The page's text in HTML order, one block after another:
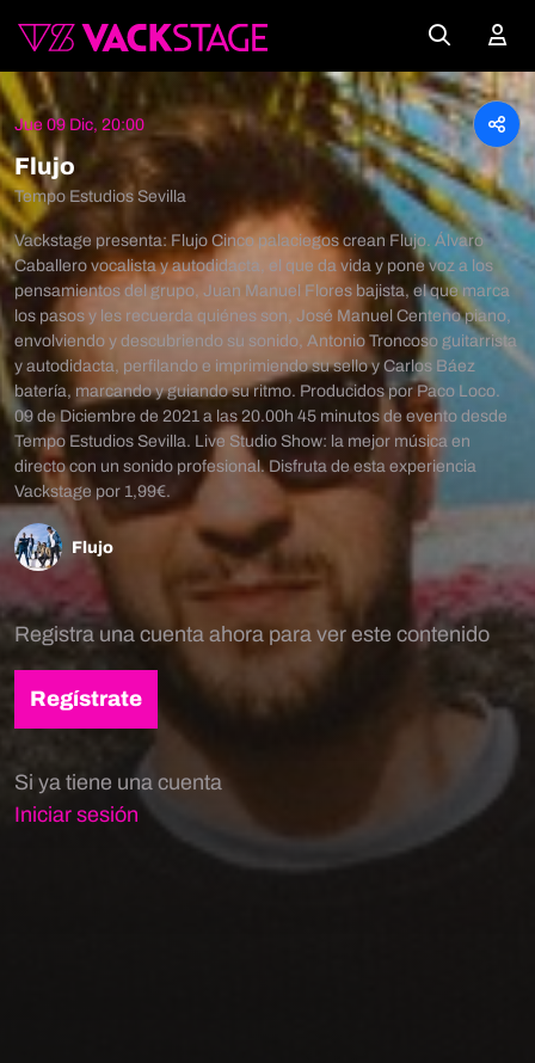
Jue 09 Dic, 20:00
Flujo
Tempo Estudios Sevilla
Vackstage presenta: Flujo Cinco palaciegos crean Flujo. Álvaro
Caballero vocalista y autodidacta, el que da vida y pone voz a los
pensamientos del grupo, Juan Manuel Flores bajista, el que marca
los pasos y les recuerda quiénes son, José Manuel Centeno piano,
envolviendo y descubriendo su sonido, Antonio Troncoso guitarrista
y autodidacta, perfilando e imprimiendo su sello y Carlos Báez
batería, marcando y guiando su ritmo. Producidos por Paco Loco.
09 de Diciembre de 2021 a las 20.00h 45 minutos de evento desde
Tempo Estudios Sevilla. Live Studio Show: la mejor música en
directo con un sonido profesional. Disfruta de esta experiencia
Vackstage por 1,99€.
Flujo
Registra una cuenta ahora para ver este contenido
Regístrate
Si ya tiene una cuenta
Iniciar sesión